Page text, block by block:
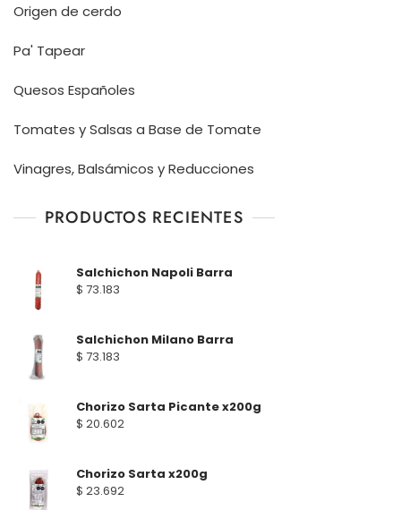
Origen de cerdo
Pa' Tapear
Quesos Españoles
Tomates y Salsas a Base de Tomate
Vinagres, Balsámicos y Reducciones
PRODUCTOS RECIENTES
Salchichon Napoli Barra
$ 73.183
Salchichon Milano Barra
$ 73.183
Chorizo Sarta Picante x200g
$ 20.602
Chorizo Sarta x200g
$ 23.692